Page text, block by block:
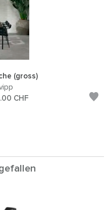
(gross)
CHF